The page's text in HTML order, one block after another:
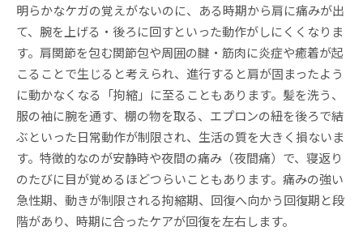
明らかなケガの覚えがないのに、ある時期から肩に痛みが出
て、腕を上げる・後ろに回すといった動作がしにくくなりま
す。肩関節を包む関節包や周囲の腱・筋肉に炎症や癒着が起
こることで生じると考えられ、進行すると肩が固まったよう
に動かなくなる「拘縮」に至ることもあります。髪を洗う、
服の袖に腕を通す、棚の物を取る、エプロンの紐を後ろで結
ぶといった日常動作が制限され、生活の質を大きく損ないま
す。特徴的なのが安静時や夜間の痛み（夜間痛）で、寝返り
のたびに目が覚めるほどつらいこともあります。痛みの強い
急性期、動きが制限される拘縮期、回復へ向かう回復期と段
階があり、時期に合ったケアが回復を左右します。